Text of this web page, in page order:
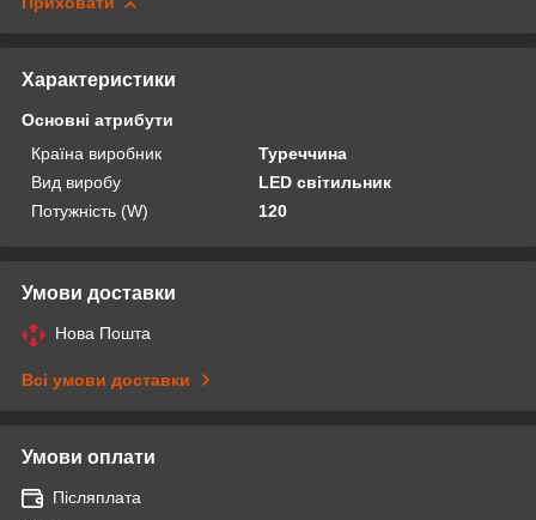
Характеристики
Основні атрибути
Країна виробник
Туреччина
Вид виробу
LED світильник
Потужність (W)
120
Умови доставки
Нова Пошта
Всі умови доставки
Умови оплати
Післяплата